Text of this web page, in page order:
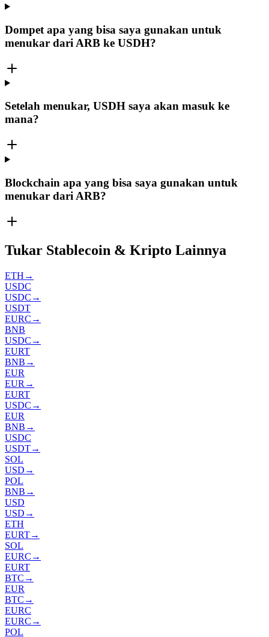
Dompet apa yang bisa saya gunakan untuk
menukar dari ARB ke USDH?
Setelah menukar, USDH saya akan masuk ke
mana?
Blockchain apa yang bisa saya gunakan untuk
menukar dari ARB?
Tukar Stablecoin & Kripto Lainnya
ETH →
USDC
USDC →
USDT
EURC →
BNB
USDC →
EURT
BNB →
EUR
EUR →
EURT
USDC →
EUR
BNB →
USDC
USDT→
SOL
USD →
POL
BNB →
USD
USD →
ETH
EURT→
SOL
EURC →
EURT
BTC →
EUR
BTC →
EURC
EURC →
POL